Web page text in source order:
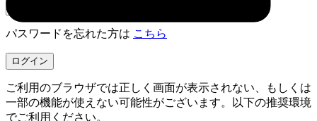
パスワードを忘れた方は こちら
ご利用のブラウザでは正しく画面が表示されない、もしくは
一部の機能が使えない可能性がございます。以下の推奨環境
でご利用ください。